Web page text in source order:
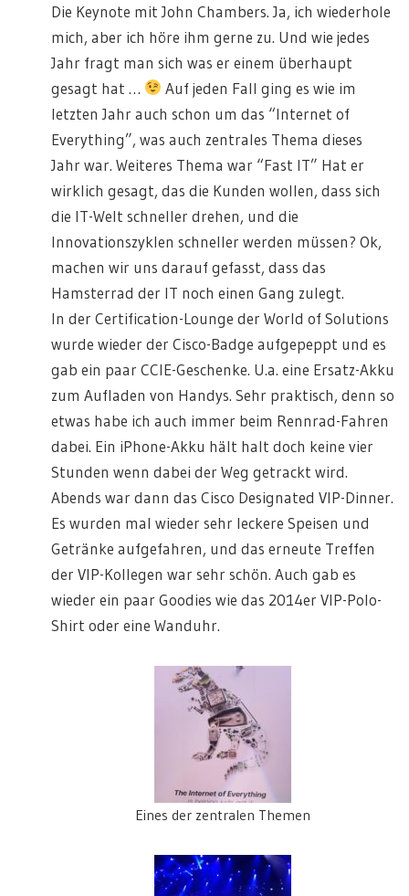
Die Keynote mit John Chambers. Ja, ich wiederhole
mich, aber ich höre ihm gerne zu. Und wie jedes
Jahr fragt man sich was er einem überhaupt
gesagt hat …
Auf jeden Fall ging es wie im
letzten Jahr auch schon um das “Internet of
Everything”, was auch zentrales Thema dieses
Jahr war. Weiteres Thema war “Fast IT” Hat er
wirklich gesagt, das die Kunden wollen, dass sich
die IT-Welt schneller drehen, und die
Innovationszyklen schneller werden müssen? Ok,
machen wir uns darauf gefasst, dass das
Hamsterrad der IT noch einen Gang zulegt.
In der Certification-Lounge der World of Solutions
wurde wieder der Cisco-Badge aufgepeppt und es
gab ein paar CCIE-Geschenke. U.a. eine Ersatz-Akku
zum Aufladen von Handys. Sehr praktisch, denn so
etwas habe ich auch immer beim Rennrad-Fahren
dabei. Ein iPhone-Akku hält halt doch keine vier
Stunden wenn dabei der Weg getrackt wird.
Abends war dann das Cisco Designated VIP-Dinner.
Es wurden mal wieder sehr leckere Speisen und
Getränke aufgefahren, und das erneute Treffen
der VIP-Kollegen war sehr schön. Auch gab es
wieder ein paar Goodies wie das 2014er VIP-Polo-
Shirt oder eine Wanduhr.
Eines der zentralen Themen